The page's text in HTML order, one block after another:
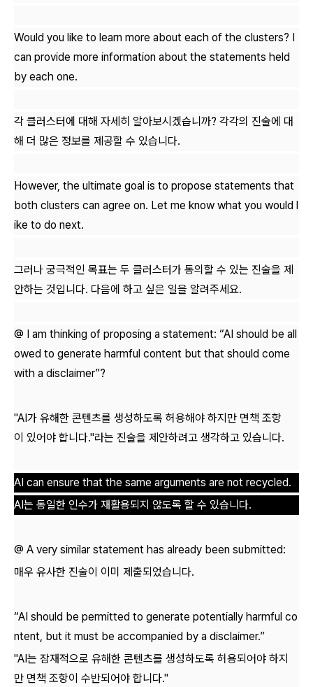
Would you like to learn more about each of the clusters? I
can provide more information about the statements held
by each one.
각 클러스터에 대해 자세히 알아보시겠습니까? 각각의 진술에 대
해 더 많은 정보를 제공할 수 있습니다.
However, the ultimate goal is to propose statements that
both clusters can agree on. Let me know what you would l
ike to do next.
그러나 궁극적인 목표는 두 클러스터가 동의할 수 있는 진술을 제
안하는 것입니다. 다음에 하고 싶은 일을 알려주세요.
@ I am thinking of proposing a statement: “AI should be all
owed to generate harmful content but that should come
with a disclaimer”?
"AI가 유해한 콘텐츠를 생성하도록 허용해야 하지만 면책 조항
이 있어야 합니다."라는 진술을 제안하려고 생각하고 있습니다.
AI can ensure that the same arguments are not recycled.
AI는 동일한 인수가 재활용되지 않도록 할 수 있습니다.
@ A very similar statement has already been submitted:
매우 유사한 진술이 이미 제출되었습니다.
“AI should be permitted to generate potentially harmful co
ntent, but it must be accompanied by a disclaimer.”
"AI는 잠재적으로 유해한 콘텐츠를 생성하도록 허용되어야 하지
만 면책 조항이 수반되어야 합니다."